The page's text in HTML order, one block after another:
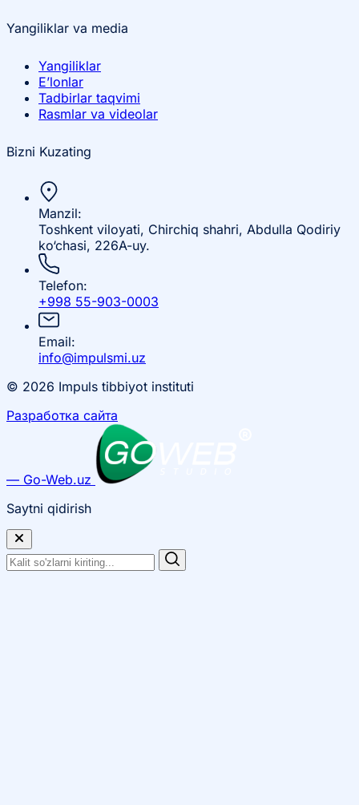
Yangiliklar va media
Yangiliklar
E’lonlar
Tadbirlar taqvimi
Rasmlar va videolar
Bizni Kuzating
Manzil:
Toshkent viloyati, Chirchiq shahri, Abdulla Qodiriy
ko‘chasi, 226A-uy.
Telefon:
+998 55-903-0003
Email:
info@impulsmi.uz
© 2026 Impuls tibbiyot instituti
Разработка сайта
— Go-Web.uz
Saytni qidirish